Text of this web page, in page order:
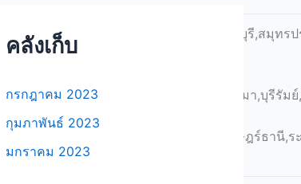
มุทรสาคร,สระบุรี,ชลบุรี,ปทุมธานี,สุพรรณบุรี,สมุทร
หนือได้แก่
นแก่น,หนองคาย,อุดรธานี,ชัยภูมิ,นครราชสีมา,บุรีรัม
จวบคีรีขันธ์,นครศรีธรรมราช,สงขลา,สุราษฎร์ธานี,ร
คลังเก็บ
กรกฎาคม 2023
กุมภาพันธ์ 2023
มกราคม 2023